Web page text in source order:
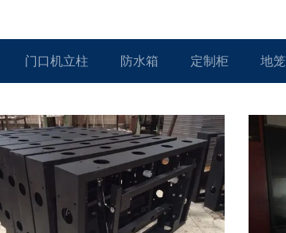
门口机立柱 防水箱 定制柜 地笼